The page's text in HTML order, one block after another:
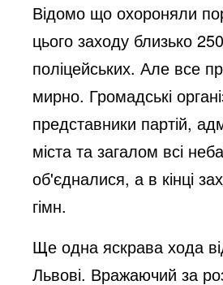
Відомо що охороняли
цього заходу близько 250
поліцейських. Але все
мирно. Громадські
представники партій,
міста та загалом всі
об'єдналися, а в кінці
гімн.
Ще одна яскрава хода
Львові. Вражаючий за